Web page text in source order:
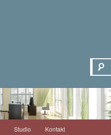
Studio Kontakt